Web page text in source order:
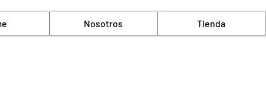
Tienda
Nosotros